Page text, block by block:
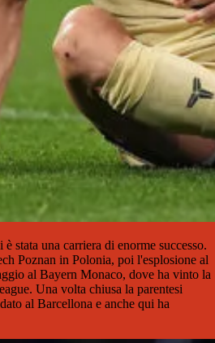
stata una carriera di enorme successo.
Poznan in Polonia, poi l'esplosione al
al Bayern Monaco, dove ha vinto la
Una volta chiusa la parentesi
al Barcellona e anche qui ha